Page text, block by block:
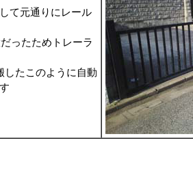
て元通りにレール
ったためトレーラ
したこのように自動